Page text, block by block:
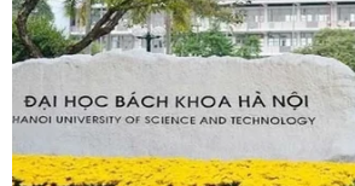
Bà Ngozi Okonjo-Iweala tại Potomac,
15/2/2021. (Ảnh: AFP/
Ngày 16/2, tân Tổng Giám đốc
Thương mại Thế giới (WTO), bà